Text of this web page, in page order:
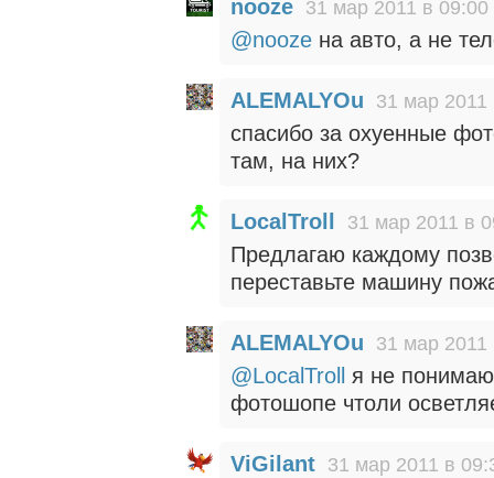
nooze 31 мар 2011 в 09:00
@nooze на авто, а не
ALEMALYOu 31 мар 2011
спасибо за охуенные
там, на них?
LocalTroll 31 мар 2011 в
Предлагаю каждому
переставьте машину
ALEMALYOu 31 мар 2011
@LocalTroll
я не
фотошопе чтоли
ViGilant 31 мар 2011 в